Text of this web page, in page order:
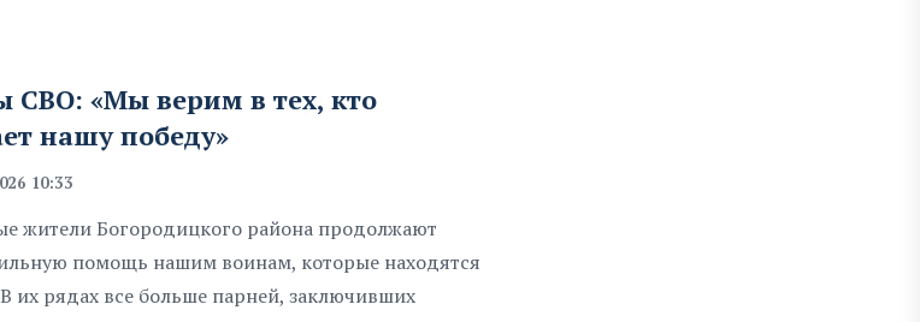
СВО: «Мы верим в тех, кто
нашу победу»
10:33
жители Богородицкого района продолжают
помощь нашим воинам, которые находятся
их рядах все больше парней, заключивших